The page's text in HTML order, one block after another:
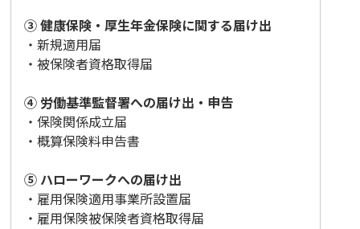
③ 健康保険・厚生年金保険に関する届け出
・新規適用届
・被保険者資格取得届
④ 労働基準監督署への届け出・申告
・保険関係成立届
・概算保険料申告書
⑤ ハローワークへの届け出
・雇用保険適用事業所設置届
・雇用保険被保険者資格取得届